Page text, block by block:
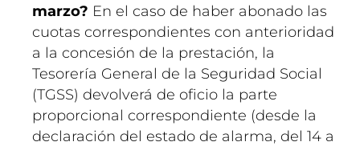
marzo? En el caso de haber abonado las
cuotas correspondientes con anterioridad
a la concesión de la prestación, la
Tesorería General de la Seguridad Social
(TGSS) devolverá de oficio la parte
proporcional correspondiente (desde la
declaración del estado de alarma, del 14 a